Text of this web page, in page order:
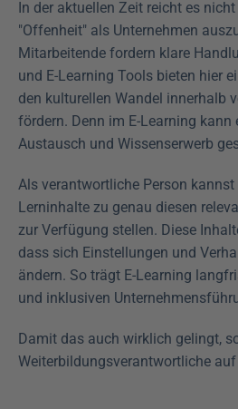
In der aktuellen Zeit reicht es
"Offenheit" als Unternehmen
Mitarbeitende fordern klare
und E-Learning Tools bieten hier
den kulturellen Wandel innerhalb
fördern. Denn im E-Learning kann
Austausch und Wissenserwerb
Als verantwortliche Person
Lerninhalte zu genau diesen
zur Verfügung stellen. Diese
dass sich Einstellungen und
ändern. So trägt E-Learning
und inklusiven
Damit das auch wirklich gelingt,